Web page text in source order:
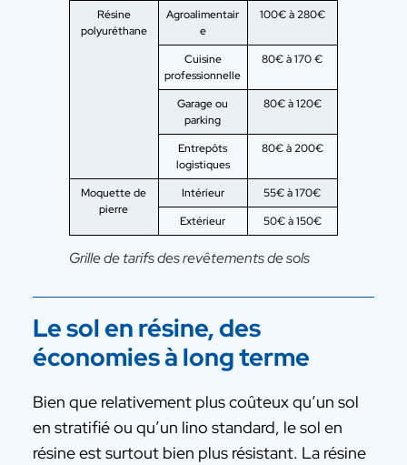
Résine
polyuréthane
Agroalimentair
e
100€ à 280€
Cuisine
professionnelle
80€ à 170 €
Garage ou
parking
80€ à 120€
Entrepôts
logistiques
80€ à 200€
Moquette de
pierre
Intérieur
55€ à 170€
Extérieur
50€ à 150€
Grille de tarifs des revêtements de sols
Le sol en résine, des
économies à long terme
Bien que relativement plus coûteux qu’un sol
en stratifié ou qu’un lino standard, le sol en
résine est surtout bien plus résistant. La résine